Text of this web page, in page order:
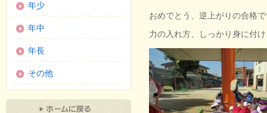
おめでとう、逆上がりの合格
力の入れ方、しっかり身に付
年少
年中
年長
その他